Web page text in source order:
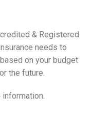
& Registered
needs to
on your budget
the future.